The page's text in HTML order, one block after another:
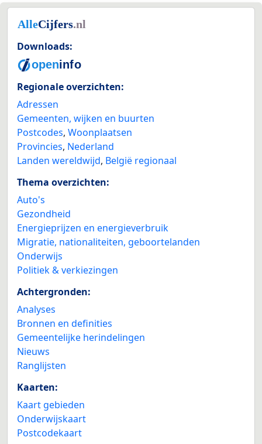
Downloads:
Regionale overzichten:
Adressen
Gemeenten, wijken en buurten
Postcodes, Woonplaatsen
Provincies, Nederland
Landen wereldwijd, België regionaal
Thema overzichten:
Auto's
Gezondheid
Energieprijzen en energieverbruik
Migratie, nationaliteiten, geboortelanden
Onderwijs
Politiek & verkiezingen
Achtergronden:
Analyses
Bronnen en definities
Gemeentelijke herindelingen
Nieuws
Ranglijsten
Kaarten:
Kaart gebieden
Onderwijskaart
Postcodekaart